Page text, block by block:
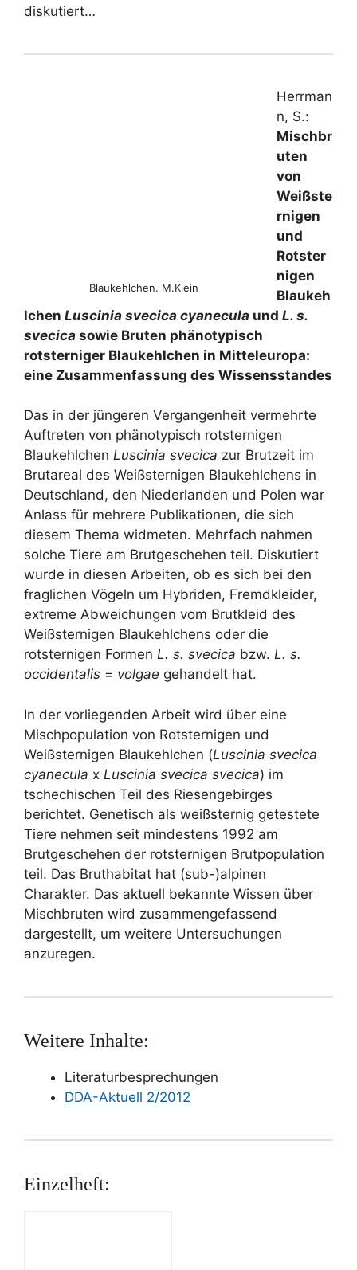
diskutiert…
Blaukehlchen. M.Klein
Herrman
n, S.:
Mischbr
uten
von
Weißste
rnigen
und
Rotster
nigen
Blaukeh
lchen Luscinia svecica cyanecula und L. s.
svecica sowie Bruten phänotypisch
rotsterniger Blaukehlchen in Mitteleuropa:
eine Zusammenfassung des Wissensstandes
Das in der jüngeren Vergangenheit vermehrte
Auftreten von phänotypisch rotsternigen
Blaukehlchen Luscinia svecica zur Brutzeit im
Brutareal des Weißsternigen Blaukehlchens in
Deutschland, den Niederlanden und Polen war
Anlass für mehrere Publikationen, die sich
diesem Thema widmeten. Mehrfach nahmen
solche Tiere am Brutgeschehen teil. Diskutiert
wurde in diesen Arbeiten, ob es sich bei den
fraglichen Vögeln um Hybriden, Fremdkleider,
extreme Abweichungen vom Brutkleid des
Weißsternigen Blaukehlchens oder die
rotsternigen Formen L. s. svecica bzw. L. s.
occidentalis = volgae gehandelt hat.
In der vorliegenden Arbeit wird über eine
Mischpopulation von Rotsternigen und
Weißsternigen Blaukehlchen (Luscinia svecica
cyanecula x Luscinia svecica svecica) im
tschechischen Teil des Riesengebirges
berichtet. Genetisch als weißsternig getestete
Tiere nehmen seit mindestens 1992 am
Brutgeschehen der rotsternigen Brutpopulation
teil. Das Bruthabitat hat (sub-)alpinen
Charakter. Das aktuell bekannte Wissen über
Mischbruten wird zusammengefassend
dargestellt, um weitere Untersuchungen
anzuregen.
Weitere Inhalte:
Literaturbesprechungen
DDA-Aktuell 2/2012
Einzelheft: